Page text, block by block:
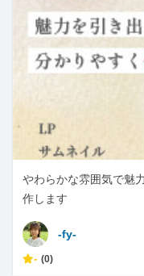
やわらかな雰囲気で魅
作します
-fy-
- (0)